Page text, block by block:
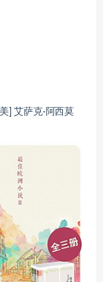
] 艾萨克·阿西莫